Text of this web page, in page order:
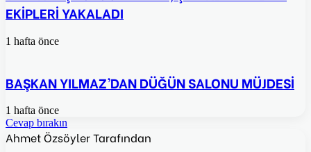
EKİPLERİ YAKALADI
1 hafta önce
BAŞKAN YILMAZ’DAN DÜĞÜN SALONU MÜJDESİ
1 hafta önce
Cevap bırakın
Ahmet Özsöyler Tarafından